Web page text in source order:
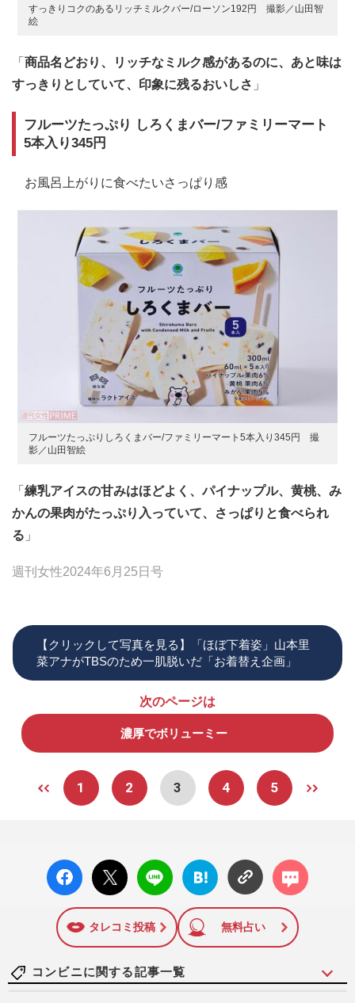
すっきりコクのあるリッチミルクバー/ローソン192円 撮影／山田智
絵
「 商品名どおり、リッチなミルク感があるのに、あと味は
すっきりとしていて、印象に残るおいしさ 」
フルーツたっぷり しろくまバー/ファミリーマート
5本入り345円
お風呂上がりに食べたいさっぱり感
フルーツたっぷりしろくまバー/ファミリーマート5本入り345円 撮
影／山田智絵
「 練乳アイスの甘みはほどよく、パイナップル、黄桃、み
かんの果肉がたっぷり入っていて、さっぱりと食べられ
る 」
週刊女性2024年6月25日号
【クリックして写真を見る】「ほぼ下着姿」山本里
菜アナがTBSのため一肌脱いだ「お着替え企画」
次のページは
濃厚でボリューミー
1 2 3 4 5
facebo
ok い
X ポス
ト
LINE
はてな
ブック
に追加
コメン
ト
タレコミ投稿 無料占い
コンビニに関する記事一覧